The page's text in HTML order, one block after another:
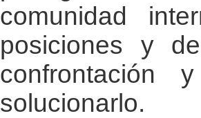
comunidad
posiciones y
solucionarlo.